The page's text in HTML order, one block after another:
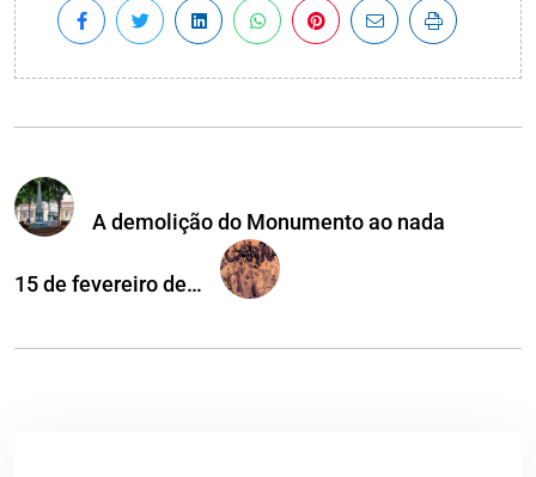
A demolição do Monumento ao nada
15 de fevereiro de…